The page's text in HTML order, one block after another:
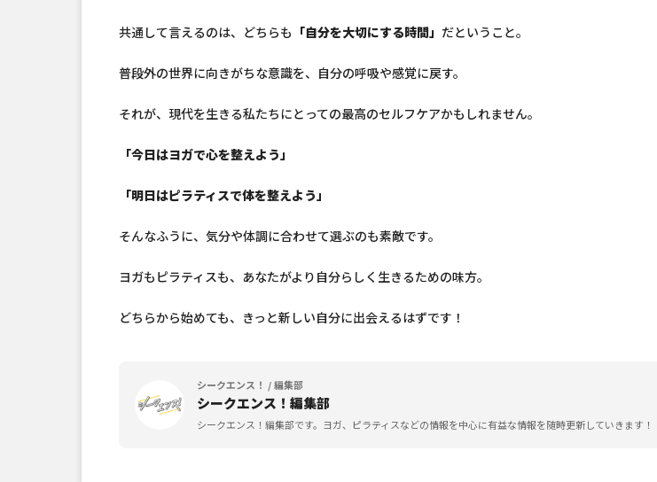
共通して言えるのは、どちらも 「自分を大切にする時間」 だということ。
普段外の世界に向きがちな意識を、自分の呼吸や感覚に戻す。
それが、現代を生きる私たちにとっての最高のセルフケアかもしれません。
「今日はヨガで心を整えよう」
「明日はピラティスで体を整えよう」
そんなふうに、気分や体調に合わせて選ぶのも素敵です。
ヨガもピラティスも、あなたがより自分らしく生きるための味方。
どちらから始めても、きっと新しい自分に出会えるはずです！
シークエンス！ / 編集部
シークエンス！編集部
シークエンス！編集部です。ヨガ、ピラティスなどの情報を中心に有益な情報を随時更新していきます！